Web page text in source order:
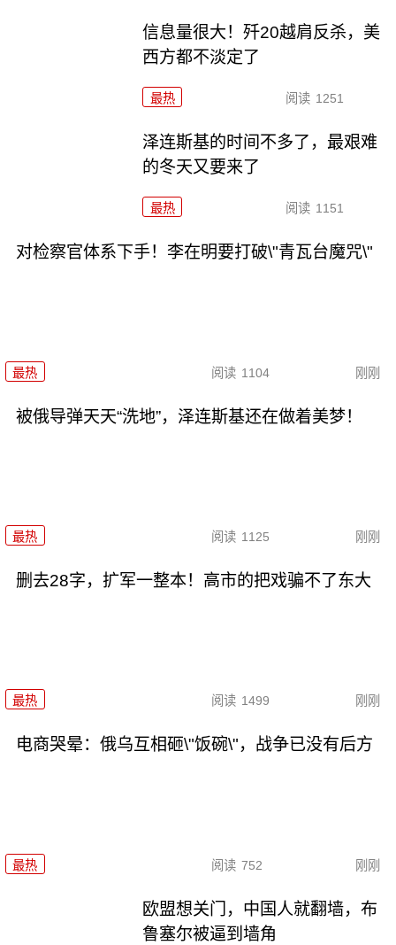
信息量很大！歼20越肩反杀，美
西方都不淡定了
最热 阅读 1251
泽连斯基的时间不多了，最艰难
的冬天又要来了
最热 阅读 1151
对检察官体系下手！李在明要打破\"青瓦台魔咒\"
最热 阅读 1104 刚刚
被俄导弹天天“洗地”，泽连斯基还在做着美梦！
最热 阅读 1125 刚刚
删去28字，扩军一整本！高市的把戏骗不了东大
最热 阅读 1499 刚刚
电商哭晕：俄乌互相砸\"饭碗\"，战争已没有后方
最热 阅读 752 刚刚
欧盟想关门，中国人就翻墙，布
鲁塞尔被逼到墙角